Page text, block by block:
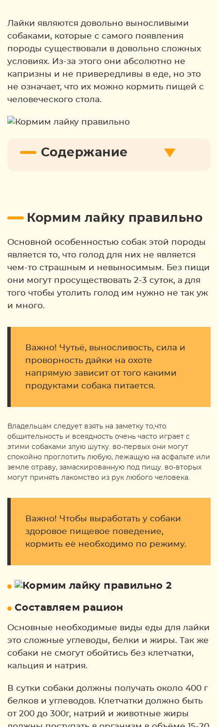
Лайки являются довольно выносливыми
собаками, которые с самого появления
породы существовали в довольно сложных
условиях. Из-за этого они абсолютно не
капризны и не привередливы в еде, но это
не означает, что их можно кормить пищей с
человеческого стола.
Содержание
Кормим лайку правильно
Основной особенностью собак этой породы
является то, что голод для них не является
чем-то страшным и невыносимым. Без пищи
они могут просуществовать 2-3 суток, а для
того чтобы утолить голод им нужно не так уж
и много.
Важно! Чутьё, выносливость, сила и
проворность дайки на охоте
напрямую зависит от того какими
продуктами собака питается.
Владельцам следует взять на заметку то,что
общительность и всеядность очень часто играет с
этими собаками злую шутку. во-первых они могут
спокойно проглотить любую, лежащую на асфальте или
земле отраву, замаскированную под пищу. во-вторых
могут принять лакомство из рук любого человека.
Важно! Чтобы выработать у собаки
здоровое пищевое поведение,
кормить её необходимо по режиму.
Составляем рацион
Основные необходимые виды еды для лайки
это сложные углеводы, белки и жиры. Так же
собаки не смогут обойтись без клетчатки,
кальция и натрия.
В сутки собаки должны получать около 400 г
белков и углеводов. Клетчатки должно быть
от 200 до 300г, натрий и животные жиры